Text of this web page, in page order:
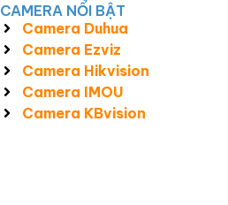
CAMERA NỔI BẬT
Camera Duhua
Camera Ezviz
Camera Hikvision
Camera IMOU
Camera KBvision